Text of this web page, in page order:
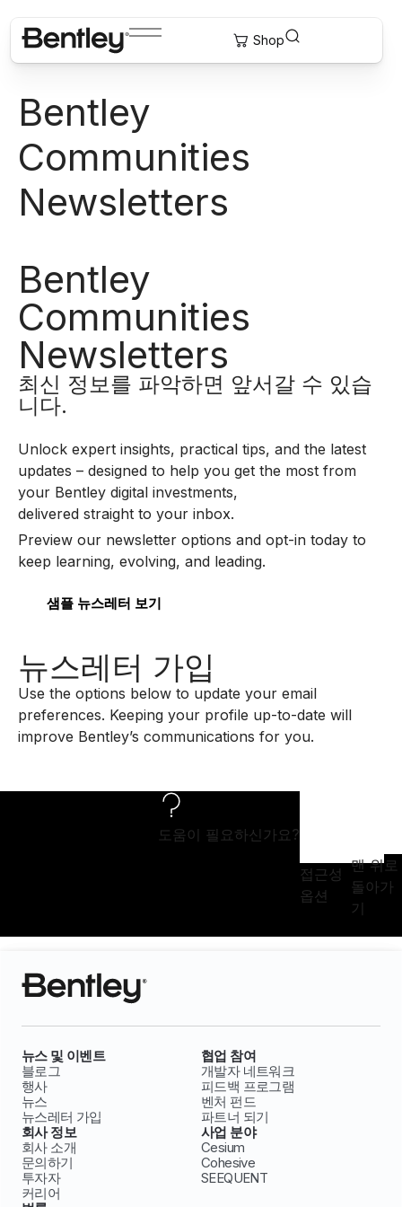
Bentley
Communities
Newsletters
Bentley
Communities
Newsletters
최신 정보를 파악하면 앞서갈 수 있습
니다.
Unlock expert insights, practical tips, and the latest
updates – designed to help you get the most from
your Bentley digital investments,
delivered straight to your inbox.
Preview our newsletter options and opt-in today to
keep learning, evolving, and leading.
샘플 뉴스레터 보기
뉴스레터 가입
Use the options below to update your email
preferences. Keeping your profile up-to-date will
improve Bentley’s communications for you.
도움이 필요하신가요?
접근성
옵션
맨 위로
돌아가
기
뉴스 및 이벤트
블로그
행사
뉴스
뉴스레터 가입
협업 참여
개발자 네트워크
피드백 프로그램
벤처 펀드
파트너 되기
회사 정보
회사 소개
문의하기
투자자
커리어
사업 분야
Cesium
Cohesive
SEEQUENT